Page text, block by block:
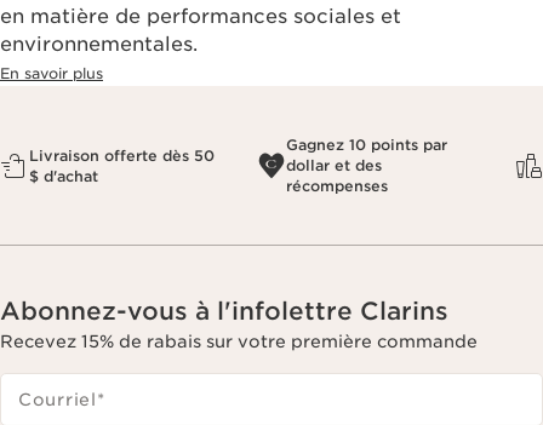
en matière de performances sociales et
environnementales.​
En savoir plus
Livraison offerte dès 50
$ d'achat
Gagnez 10 points par
dollar et des
récompenses
Abonnez-vous à l'infolettre Clarins
Recevez 15% de rabais sur votre première commande
Courriel*